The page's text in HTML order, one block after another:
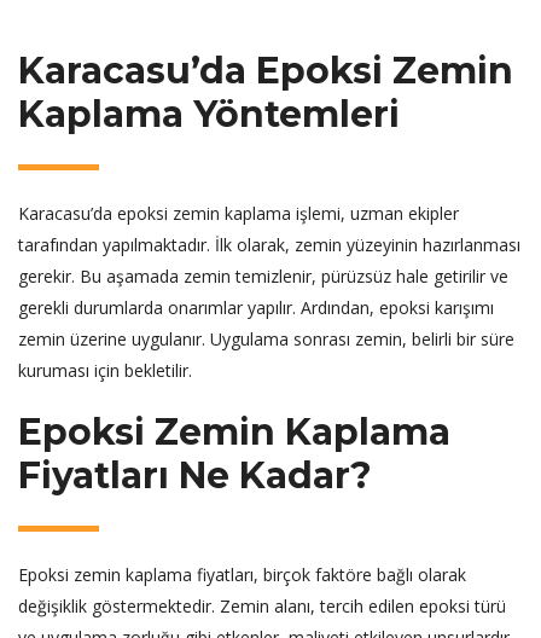
Karacasu’da Epoksi Zemin
Kaplama Yöntemleri
Karacasu’da epoksi zemin kaplama işlemi, uzman ekipler
tarafından yapılmaktadır. İlk olarak, zemin yüzeyinin hazırlanması
gerekir. Bu aşamada zemin temizlenir, pürüzsüz hale getirilir ve
gerekli durumlarda onarımlar yapılır. Ardından, epoksi karışımı
zemin üzerine uygulanır. Uygulama sonrası zemin, belirli bir süre
kuruması için bekletilir.
Epoksi Zemin Kaplama
Fiyatları Ne Kadar?
Epoksi zemin kaplama fiyatları, birçok faktöre bağlı olarak
değişiklik göstermektedir. Zemin alanı, tercih edilen epoksi türü